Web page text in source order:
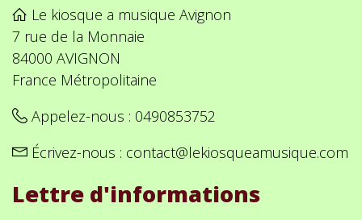
Le kiosque a musique Avignon
7 rue de la Monnaie
84000 AVIGNON
France Métropolitaine
Appelez-nous : 0490853752
Écrivez-nous : contact@lekiosqueamusique.com
Lettre d'informations